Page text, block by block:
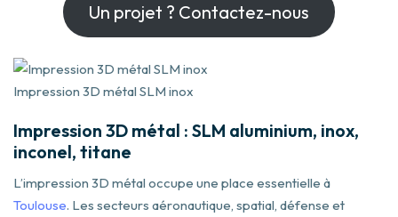
Un projet ? Contactez-nous
Impression 3D métal SLM inox
Impression 3D métal : SLM aluminium, inox,
inconel, titane
L’impression 3D métal occupe une place essentielle à
Toulouse. Les secteurs aéronautique, spatial, défense et